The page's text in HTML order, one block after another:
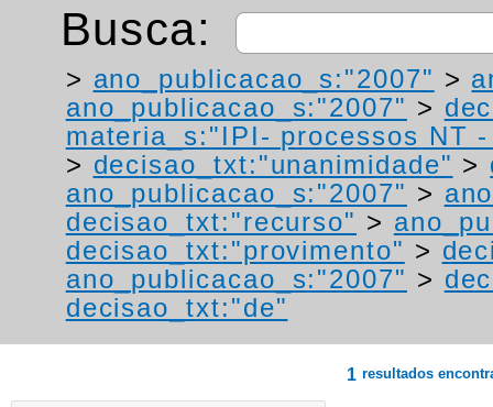
Busca:
> ano_publicacao_s:"2007" >
ano_publicacao_s:"2007" >
materia_s:"IPI- processos NT
> decisao_txt:"unanimidade" >
ano_publicacao_s:"2007" >
decisao_txt:"recurso" >
decisao_txt:"provimento" >
ano_publicacao_s:"2007" >
decisao_txt:"de"
1 resultados